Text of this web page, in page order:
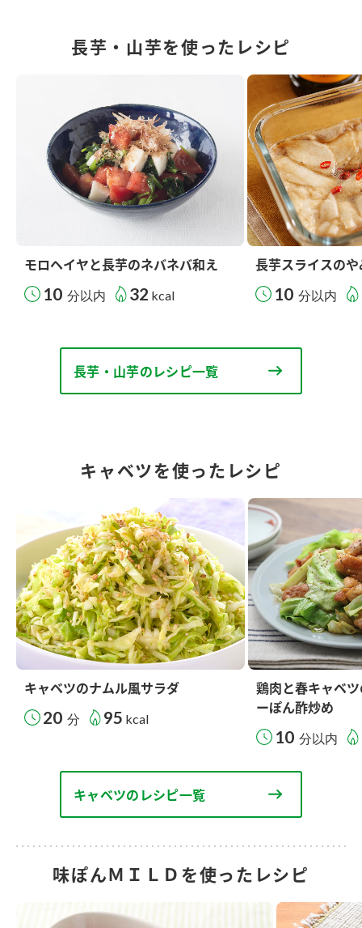
長芋・山芋を使ったレシピ
モロヘイヤと長芋のネバネバ和え
10 分以内 32 kcal
長芋スライスの
10 分以内
長芋・山芋のレシピ一覧
キャベツを使ったレシピ
キャベツのナムル風サラダ
20 分 95 kcal
鶏肉と春キャベ
ーぽん酢炒め
10 分以内
キャベツのレシピ一覧
味ぽんＭＩＬＤを使ったレシピ